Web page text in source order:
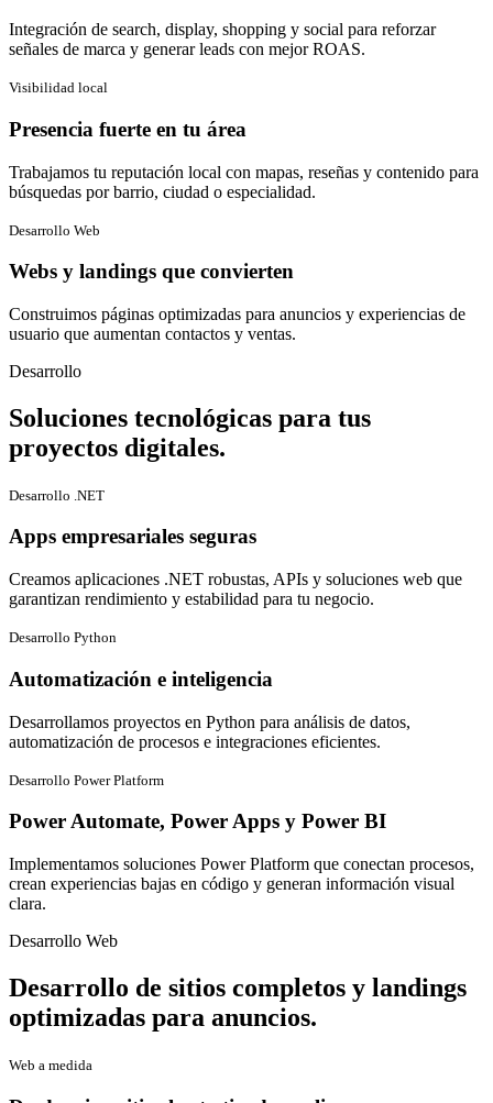
Integración de search, display, shopping y social para reforzar
señales de marca y generar leads con mejor ROAS.
Visibilidad local
Presencia fuerte en tu área
Trabajamos tu reputación local con mapas, reseñas y contenido para
búsquedas por barrio, ciudad o especialidad.
Desarrollo Web
Webs y landings que convierten
Construimos páginas optimizadas para anuncios y experiencias de
usuario que aumentan contactos y ventas.
Desarrollo
Soluciones tecnológicas para tus
proyectos digitales.
Desarrollo .NET
Apps empresariales seguras
Creamos aplicaciones .NET robustas, APIs y soluciones web que
garantizan rendimiento y estabilidad para tu negocio.
Desarrollo Python
Automatización e inteligencia
Desarrollamos proyectos en Python para análisis de datos,
automatización de procesos e integraciones eficientes.
Desarrollo Power Platform
Power Automate, Power Apps y Power BI
Implementamos soluciones Power Platform que conectan procesos,
crean experiencias bajas en código y generan información visual
clara.
Desarrollo Web
Desarrollo de sitios completos y landings
optimizadas para anuncios.
Web a medida